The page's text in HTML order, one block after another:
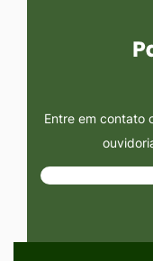
Entre em contato